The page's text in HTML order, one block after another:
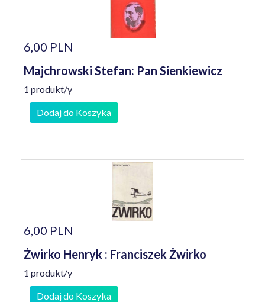
6,00 PLN
Majchrowski Stefan: Pan Sienkiewicz
1 produkt/y
Dodaj do Koszyka
6,00 PLN
Żwirko Henryk : Franciszek Żwirko
1 produkt/y
Dodaj do Koszyka